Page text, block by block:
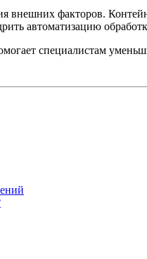
внешних факторов.
автоматизацию
специалистам